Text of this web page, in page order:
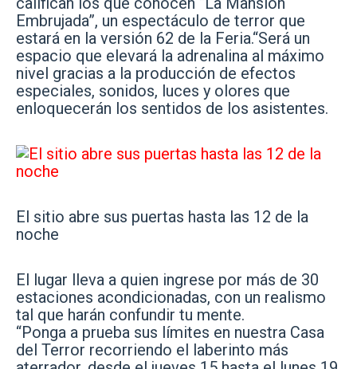
Embrujada”, un espectáculo de terror que
estará en la versión 62 de la Feria.“Será un
espacio que elevará la adrenalina al máximo
nivel gracias a la producción de efectos
especiales, sonidos, luces y olores que
enloquecerán los sentidos de los asistentes.
El sitio abre sus puertas hasta las 12 de la
noche
El lugar lleva a quien ingrese por más de 30
estaciones acondicionadas, con un realismo
tal que harán confundir tu mente.
“Ponga a prueba sus límites en nuestra Casa
del Terror recorriendo el laberinto más